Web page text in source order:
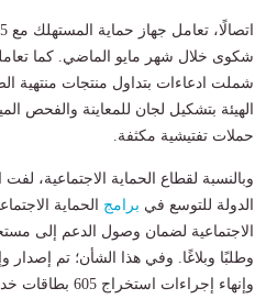
شملت ادعاءات بتداول منتجات منتهية
حملات تفتيشية مكثفة.
وبالنسبة لقطاع الحماية الاجتماعية،
الدولة للتوسع في برامج الحماية